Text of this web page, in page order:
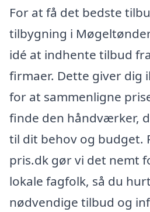
For at få det bedste
tilbygning i
idé at indhente tilbud
firmaer. Dette giver dig
for at sammenligne
finde den håndværker,
til dit behov og budget.
pris.dk gør vi det nemt
lokale fagfolk, så du
nødvendige tilbud og